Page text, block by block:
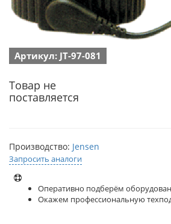
Артикул: JT-97-081
Товар не
поставляется
Производство: Jensen
Запросить аналоги
Оперативно подберём
Окажем профессиональную